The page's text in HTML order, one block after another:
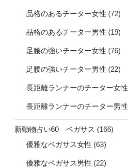
品格のあるチーター女性 (72)
品格のあるチーター男性 (19)
足腰の強いチーター女性 (76)
足腰の強いチーター男性 (22)
長距離ランナーのチーター女性
長距離ランナーのチーター男性
新動物占い60 ペガサス (166)
優雅なペガサス女性 (63)
優雅なペガサス男性 (22)